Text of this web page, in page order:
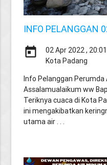
INFO PELANGGAN
today
02 Apr 2022 ,
Kota Padang
Info Pelanggan Perumda
Assalamualaikum ww
Teriknya cuaca di Kota
ini mengakibatkan
utama air . . .